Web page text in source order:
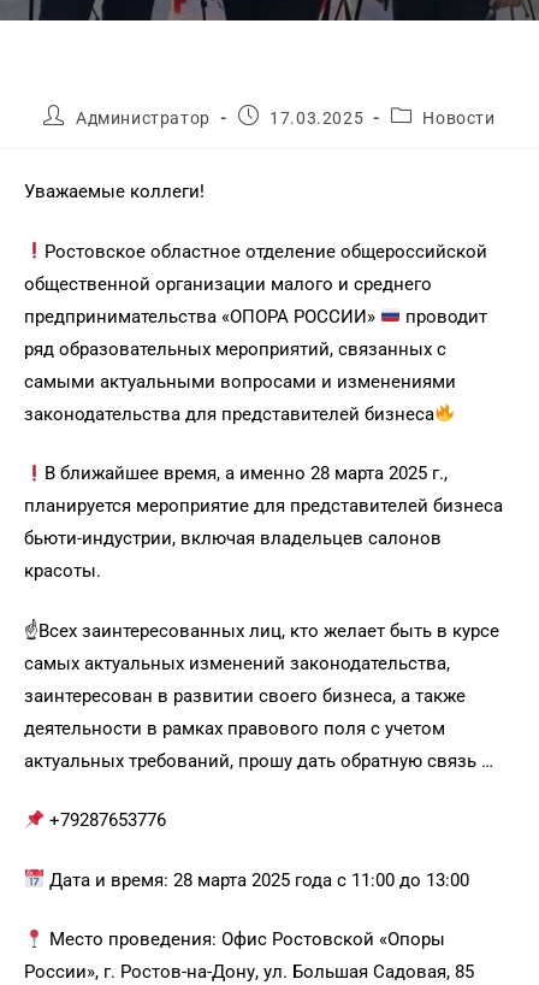
Администратор 17.03.2025 Новости
Уважаемые коллеги!
Ростовское областное отделение общероссийской
общественной организации малого и среднего
предпринимательства «ОПОРА РОССИИ»
проводит
ряд образовательных мероприятий, связанных с
самыми актуальными вопросами и изменениями
законодательства для представителей бизнеса
В ближайшее время, а именно 28 марта 2025 г.,
планируется мероприятие для представителей бизнеса
бьюти-индустрии, включая владельцев салонов
красоты.
☝️Всех заинтересованных лиц, кто желает быть в курсе
самых актуальных изменений законодательства,
заинтересован в развитии своего бизнеса, а также
деятельности в рамках правового поля с учетом
актуальных требований, прошу дать обратную связь …
+79287653776
Дата и время: 28 марта 2025 года с 11:00 до 13:00
Место проведения: Офис Ростовской «Опоры
России», г. Ростов-на-Дону, ул. Большая Садовая, 85